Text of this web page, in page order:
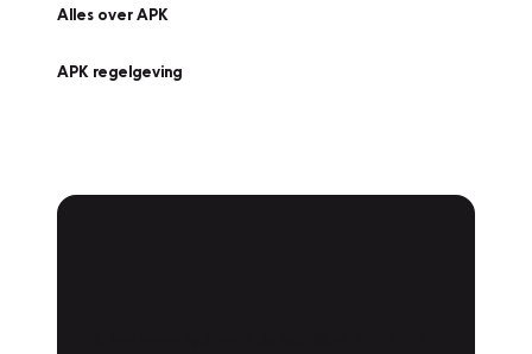
Alles over APK
APK regelgeving